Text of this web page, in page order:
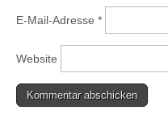
E-Mail-Adresse *
Website